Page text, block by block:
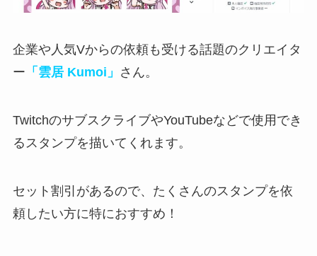
企業や人気Vからの依頼も受ける話題のクリエイタ
ー 「雲居 Kumoi」 さん。
TwitchのサブスクライブやYouTubeなどで使用でき
るスタンプを描いてくれます。
セット割引があるので、たくさんのスタンプを依
頼したい方に特におすすめ！